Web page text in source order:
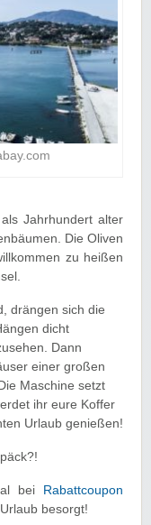
Jahrhundert alter
Die Oliven
zu heißen
drängen sich die
dicht
Dann
einer großen
Maschine setzt
ihr eure Koffer
Urlaub genießen!
bei
Rabattcoupon
besorgt!